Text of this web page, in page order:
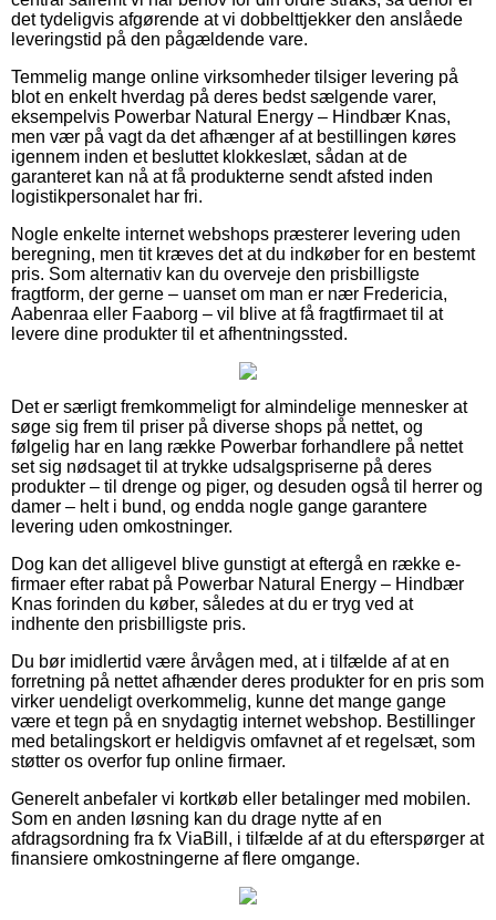
det tydeligvis afgørende at vi dobbelttjekker den anslåede
leveringstid på den pågældende vare.
Temmelig mange online virksomheder tilsiger levering på
blot en enkelt hverdag på deres bedst sælgende varer,
eksempelvis Powerbar Natural Energy – Hindbær Knas,
men vær på vagt da det afhænger af at bestillingen køres
igennem inden et besluttet klokkeslæt, sådan at de
garanteret kan nå at få produkterne sendt afsted inden
logistikpersonalet har fri.
Nogle enkelte internet webshops præsterer levering uden
beregning, men tit kræves det at du indkøber for en bestemt
pris. Som alternativ kan du overveje den prisbilligste
fragtform, der gerne – uanset om man er nær Fredericia,
Aabenraa eller Faaborg – vil blive at få fragtfirmaet til at
levere dine produkter til et afhentningssted.
Det er særligt fremkommeligt for almindelige mennesker at
søge sig frem til priser på diverse shops på nettet, og
følgelig har en lang række Powerbar forhandlere på nettet
set sig nødsaget til at trykke udsalgspriserne på deres
produkter – til drenge og piger, og desuden også til herrer og
damer – helt i bund, og endda nogle gange garantere
levering uden omkostninger.
Dog kan det alligevel blive gunstigt at eftergå en række e-
firmaer efter rabat på Powerbar Natural Energy – Hindbær
Knas forinden du køber, således at du er tryg ved at
indhente den prisbilligste pris.
Du bør imidlertid være årvågen med, at i tilfælde af at en
forretning på nettet afhænder deres produkter for en pris som
virker uendeligt overkommelig, kunne det mange gange
være et tegn på en snydagtig internet webshop. Bestillinger
med betalingskort er heldigvis omfavnet af et regelsæt, som
støtter os overfor fup online firmaer.
Generelt anbefaler vi kortkøb eller betalinger med mobilen.
Som en anden løsning kan du drage nytte af en
afdragsordning fra fx ViaBill, i tilfælde af at du efterspørger at
finansiere omkostningerne af flere omgange.